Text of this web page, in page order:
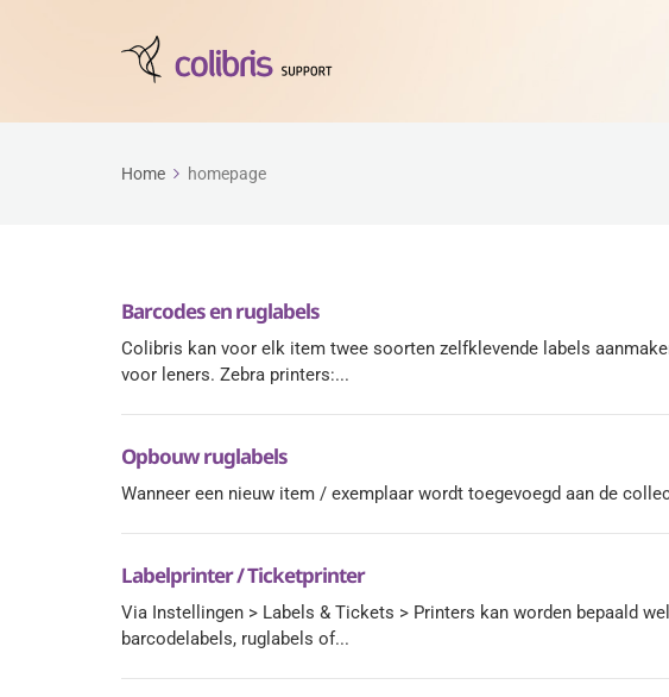
Home homepage
Barcodes en ruglabels
Colibris kan voor elk item twee soorten zelfklevende labels
voor leners. Zebra printers:...
Opbouw ruglabels
Wanneer een nieuw item / exemplaar wordt toegevoegd aan de
Labelprinter / Ticketprinter
Via Instellingen > Labels & Tickets > Printers kan worden bepaald
barcodelabels, ruglabels of...